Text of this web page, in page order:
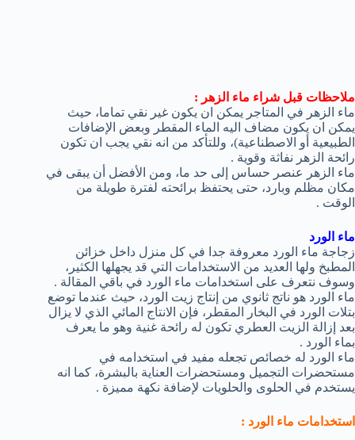
ملاحظات قبل شراء ماء الزهر :
ماء الزهر في المتاجر يمكن ان يكون غير نقي تماما، حيث
يمكن ان يكون مضاف اليه الماء المقطر وبعض الإضافات
الطبيعية أو الاصطناعية)، وللتأكد من انه نقي يجب ان تكون
رائحة الزهر نفاثة وقوية .
ماء الزهر عنصر حساس إلى حد ما، ومن الأفضل أن يبقى في
مكان مظلم وبارد، حتى يحتفظ برائحته لفترة طويلة من
الوقت .
ماء الورد
زجاجة ماء الورد معروفة جدا في كل منزل داخل خزائن
المطبخ ولها العديد من الاستخدامات التي قد يجهلها الكثير،
وسوف نتعرف على استخدامات ماء الورد في باقي المقالة .
ماء الورد هو ناتج ثانوي من إنتاج زيت الورد، حيث عندما توضع
بتلات الورد في البخار المقطر، فإن الانتاج المائي الذي لا يزال
بعد إزالة الزيت العطري تكون له رائحة غنية وهو ما يعرف
بماء الورد .
ماء الورد له خصائص تجعله مفيد في استخدامه في
مستحضرات التجميل ومستحضرات العناية بالبشرة، كما انه
يستخدم في الحلوى والحلويات لإضافة نكهة مميزة .
استخدامات ماء الورد :